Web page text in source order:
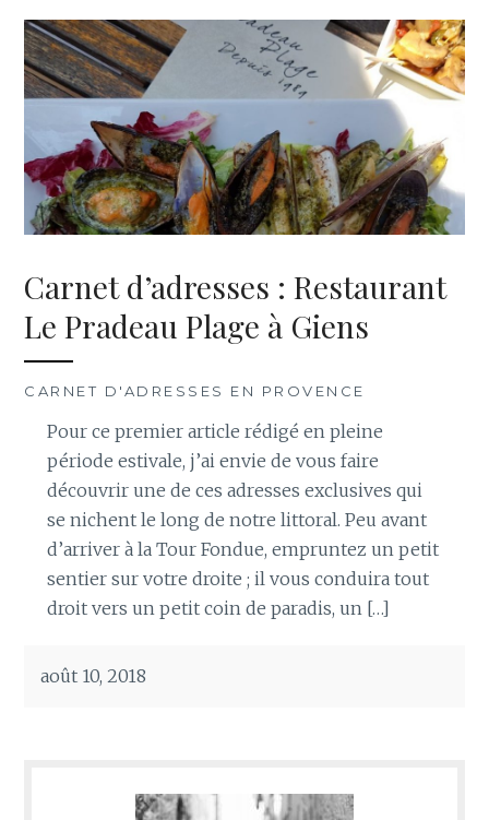
Carnet d’adresses : Restaurant
Le Pradeau Plage à Giens
CARNET D'ADRESSES EN PROVENCE
Pour ce premier article rédigé en pleine
période estivale, j’ai envie de vous faire
découvrir une de ces adresses exclusives qui
se nichent le long de notre littoral. Peu avant
d’arriver à la Tour Fondue, empruntez un petit
sentier sur votre droite ; il vous conduira tout
droit vers un petit coin de paradis, un […]
août 10, 2018